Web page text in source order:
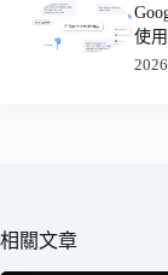
使
相關文章